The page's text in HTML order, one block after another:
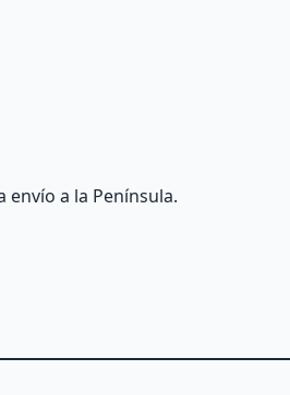
a la Península.